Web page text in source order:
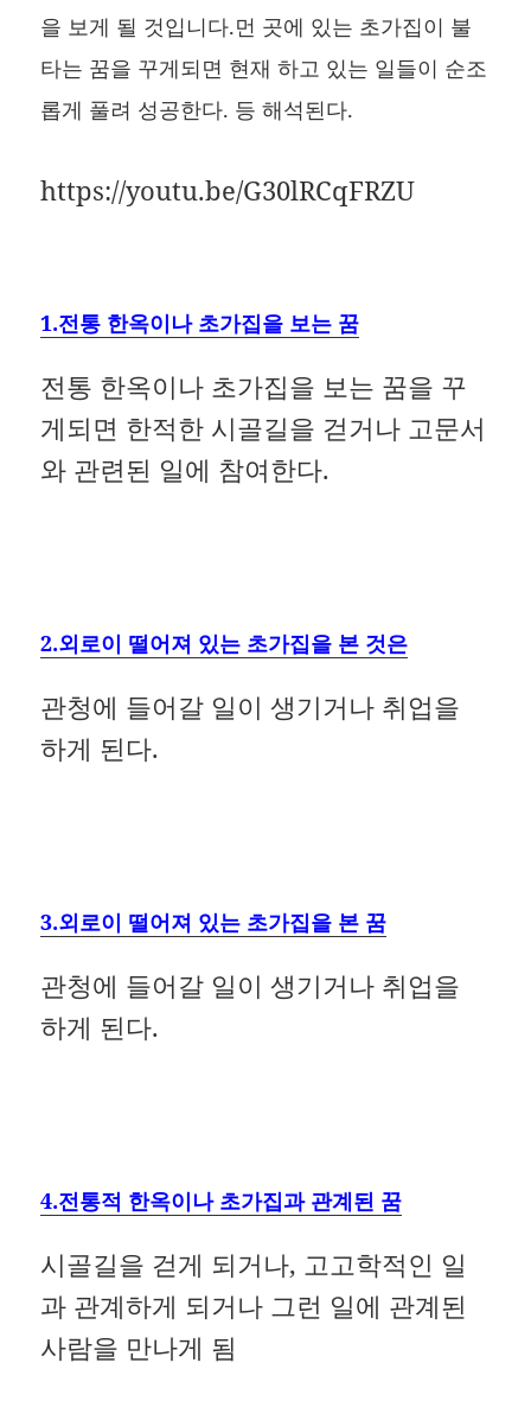
을 보게 될 것입니다.먼 곳에 있는 초가집이 불
타는 꿈을 꾸게되면 현재 하고 있는 일들이 순조
롭게 풀려 성공한다. 등 해석된다.
https://youtu.be/G30lRCqFRZU
1.전통 한옥이나 초가집을 보는 꿈
전통 한옥이나 초가집을 보는 꿈을 꾸
게되면 한적한 시골길을 걷거나 고문서
와 관련된 일에 참여한다.
2.외로이 떨어져 있는 초가집을 본 것은
관청에 들어갈 일이 생기거나 취업을
하게 된다.
3.외로이 떨어져 있는 초가집을 본 꿈
관청에 들어갈 일이 생기거나 취업을
하게 된다.
4.전통적 한옥이나 초가집과 관계된 꿈
시골길을 걷게 되거나, 고고학적인 일
과 관계하게 되거나 그런 일에 관계된
사람을 만나게 됨